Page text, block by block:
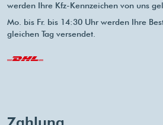
werden Ihre Kfz-Kennzeichen von uns
Mo. bis Fr. bis 14:30 Uhr werden Ihre
gleichen Tag versendet.